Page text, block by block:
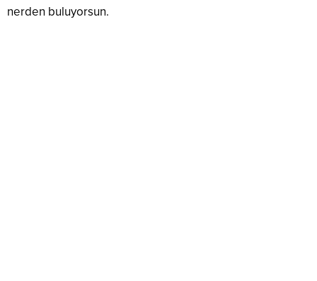
nerden buluyorsun.